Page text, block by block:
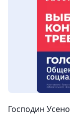
Господин